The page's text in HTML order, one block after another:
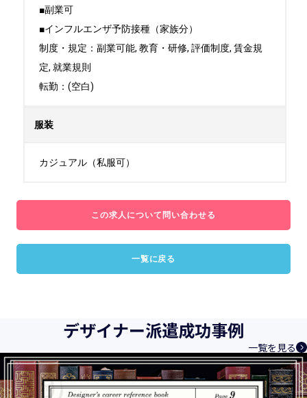
■副業可
■インフルエンザ予防接種（家族分）
制度・規定：副業可能, 教育・研修, 評価制度, 賃金規
定, 就業規則
転勤：(空白)
服装
カジュアル（私服可）
この求人について問い合わせる
一覧に戻る
デザイナー派遣成功事例
一覧を見る